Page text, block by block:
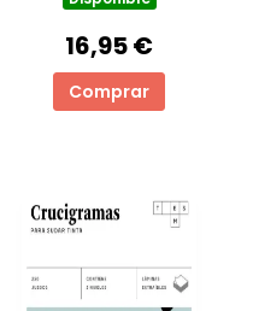
16,95 €
Comprar